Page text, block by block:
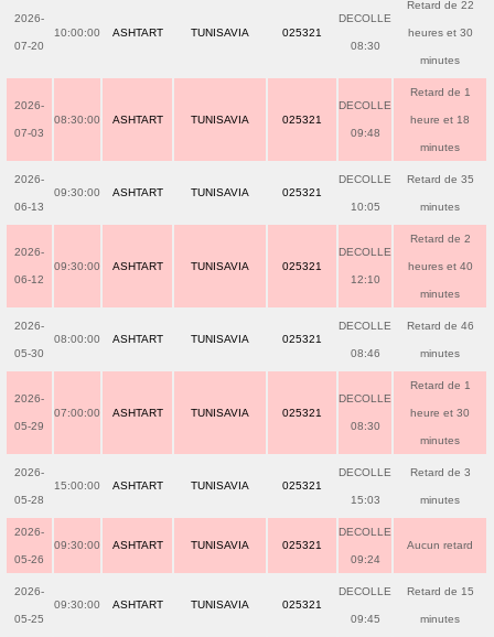
2026-
07-20
10:00:00 ASHTART TUNISAVIA 025321
DECOLLE
08:30
Retard de 22
heures et 30
minutes
2026-
07-03
08:30:00 ASHTART TUNISAVIA 025321
DECOLLE
09:48
Retard de 1
heure et 18
minutes
2026-
06-13
09:30:00 ASHTART TUNISAVIA 025321
DECOLLE
10:05
Retard de 35
minutes
2026-
06-12
09:30:00 ASHTART TUNISAVIA 025321
DECOLLE
12:10
Retard de 2
heures et 40
minutes
2026-
05-30
08:00:00 ASHTART TUNISAVIA 025321
DECOLLE
08:46
Retard de 46
minutes
2026-
05-29
07:00:00 ASHTART TUNISAVIA 025321
DECOLLE
08:30
Retard de 1
heure et 30
minutes
2026-
05-28
15:00:00 ASHTART TUNISAVIA 025321
DECOLLE
15:03
Retard de 3
minutes
2026-
05-26
09:30:00 ASHTART TUNISAVIA 025321
DECOLLE
09:24
Aucun retard
2026-
05-25
09:30:00 ASHTART TUNISAVIA 025321
DECOLLE
09:45
Retard de 15
minutes